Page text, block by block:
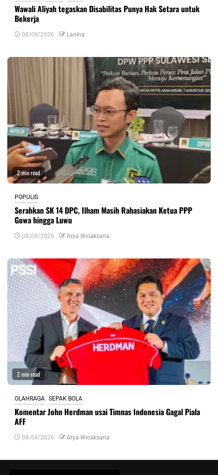
Wawali Aliyah tegaskan Disabilitas Punya Hak Setara untuk
Bekerja
08/08/2026 Lanina
2 min read
POPULIS
Serahkan SK 14 DPC, Ilham Masih Rahasiakan Ketua PPP
Gowa hingga Luwu
08/08/2026 Arya Wicaksana
2 min read
OLAHRAGA SEPAK BOLA
Komentar John Herdman usai Timnas Indonesia Gagal Piala
AFF
08/08/2026 Arya Wicaksana